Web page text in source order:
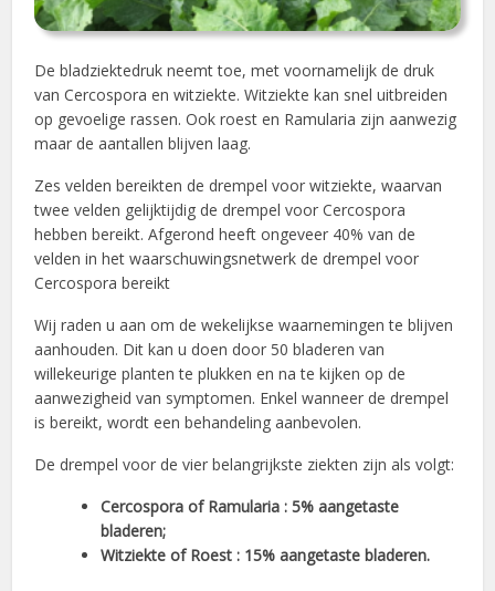
De bladziektedruk neemt toe, met voornamelijk de druk
van Cercospora en witziekte. Witziekte kan snel uitbreiden
op gevoelige rassen. Ook roest en Ramularia zijn aanwezig
maar de aantallen blijven laag.
Zes velden bereikten de drempel voor witziekte, waarvan
twee velden gelijktijdig de drempel voor Cercospora
hebben bereikt. Afgerond heeft ongeveer 40% van de
velden in het waarschuwingsnetwerk de drempel voor
Cercospora bereikt
Wij raden u aan om de wekelijkse waarnemingen te blijven
aanhouden. Dit kan u doen door 50 bladeren van
willekeurige planten te plukken en na te kijken op de
aanwezigheid van symptomen. Enkel wanneer de drempel
is bereikt, wordt een behandeling aanbevolen.
De drempel voor de vier belangrijkste ziekten zijn als volgt:
Cercospora of Ramularia : 5% aangetaste
bladeren;
Witziekte of Roest : 15% aangetaste bladeren.